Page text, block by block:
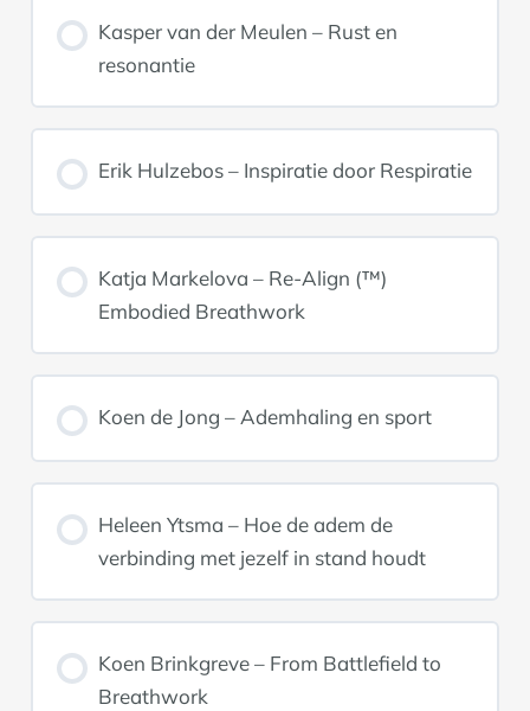
Kasper van der Meulen – Rust en
resonantie
Erik Hulzebos – Inspiratie door Respiratie
Katja Markelova – Re-Align (™)
Embodied Breathwork
Koen de Jong – Ademhaling en sport
Heleen Ytsma – Hoe de adem de
verbinding met jezelf in stand houdt
Koen Brinkgreve – From Battlefield to
Breathwork